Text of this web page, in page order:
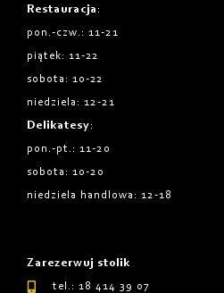
Restauracja :
pon.-czw.: 11-21
piątek: 11-22
sobota: 10-22
niedziela: 12-21
Delikatesy:
pon.-pt.: 11-20
sobota: 10-20
niedziela handlowa: 12-18
Zarezerwuj stolik
tel.: 18 414 39 07